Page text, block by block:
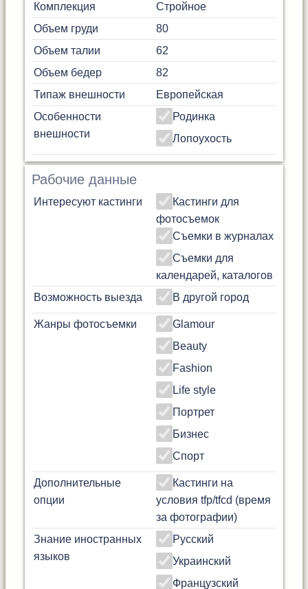
Комплекция
Стройное
Объем груди
80
Объем талии
62
Объем бедер
82
Типаж внешности
Европейская
Особенности
внешности
Родинка
Лопоухость
Рабочие данные
Интересуют кастинги
Кастинги для
фотосъемок
Съемки в журналах
Съемки для
календарей, каталогов
Возможность выезда
В другой город
Жанры фотосъемки
Glamour
Beauty
Fashion
Life style
Портрет
Бизнес
Спорт
Дополнительные
опции
Кастинги на
условия tfp/tfcd (время
за фотографии)
Знание иностранных
языков
Русский
Украинский
Французский